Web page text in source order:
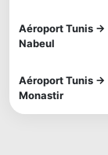
Aéroport Tunis →
Nabeul
Aéroport Tunis →
Monastir